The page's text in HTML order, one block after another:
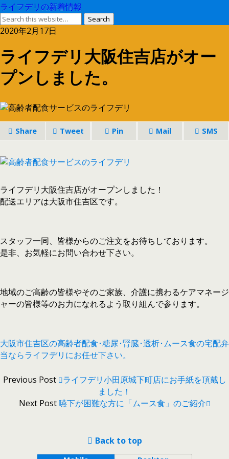
ライフデリの新着情報
2020年2月17日
ライフデリ大阪住吉店がオー
プンしました。
Share Tweet Pin Mail SMS
ライフデリ大阪住吉店がオープンしました！
配送エリアは大阪市住吉区です。
スタッフ一同、皆様からのご注文をお待ちしております。
是非、お気軽にお問い合わせ下さい。
地域のご高齢の皆様やそのご家族、介護に携わるケアマネージ
ャーの皆様等のお力になれるよう取り組んで参ります。
大阪市住吉区の高齢者配食･糖尿･腎臓･透析･ムース食の宅配弁
当ならライフデリにお任せ下さい。
Previous Post
ライフデリ小田原城下町店にお手紙を頂戴し
ました！
Next Post嚥下が困難な方に「ムース食」のご紹介
Back to top